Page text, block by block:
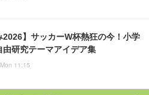
2026】サッカーW杯熱狂の今！小学
由研究テーマアイデア集
11:15